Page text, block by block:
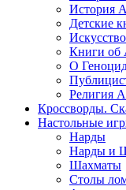
История
Детские
Книги об
О
Религия
Кроссворды.
Настольные
Нарды
Нарды и
Шахматы
Столы